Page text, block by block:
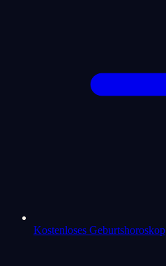
Kostenloses Geburtshoroskop